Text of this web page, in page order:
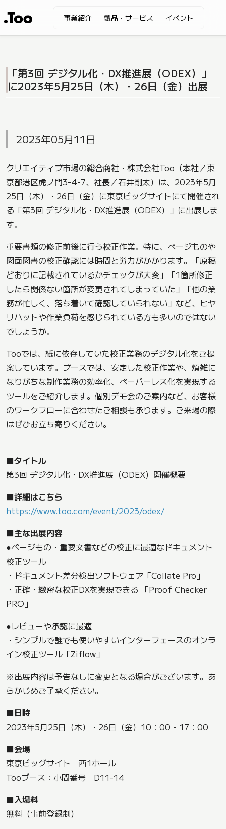
事業紹介 製品・サービス イベント
「第3回 デジタル化・DX推進展（ODEX）」
に2023年5月25日（木）・26日（金）出展
2023年05月11日
クリエイティブ市場の総合商社・株式会社Too（本社／東
京都港区虎ノ門3-4-7、社長／石井剛太）は、2023年5月
25日（木）・26日（金）に東京ビッグサイトにて開催され
る「第3回 デジタル化・DX推進展（ODEX）」に出展しま
す。
重要書類の修正前後に行う校正作業。特に、ページものや
図面図書の校正確認には時間と労力がかかります。「原稿
どおりに記載されているかチェックが大変」「1箇所修正
したら関係ない箇所が変更されてしまっていた」「他の業
務が忙しく、落ち着いて確認していられない」など、ヒヤ
リハットや作業負荷を感じられている方も多いのではない
でしょうか。
Tooでは、紙に依存していた校正業務のデジタル化をご提
案しています。ブースでは、安定した校正作業や、煩雑に
なりがちな制作業務の効率化、ペーパーレス化を実現する
ツールをご紹介します。個別デモ会のご案内など、お客様
のワークフローに合わせたご相談も承ります。ご来場の際
はぜひお立ち寄りください。
■タイトル
第3回 デジタル化・DX推進展（ODEX）開催概要
■詳細はこちら
https://www.too.com/event/2023/odex/
■主な出展内容
●ページもの・重要文書などの校正に最適なドキュメント
校正ツール
・ドキュメント差分検出ソフトウェア「Collate Pro」
・正確・緻密な校正DXを実現できる 「Proof Checker
PRO」
●レビューや承認に最適
・シンプルで誰でも使いやすいインターフェースのオンラ
イン校正ツール「Ziflow」
※出展内容は予告なしに変更となる場合がございます。あ
らかじめご了承ください。
■日時
2023年5月25日（木）・26日（金）10：00 - 17：00
■会場
東京ビッグサイト 西1ホール
Tooブース：小間番号 D11-14
■入場料
無料（事前登録制）